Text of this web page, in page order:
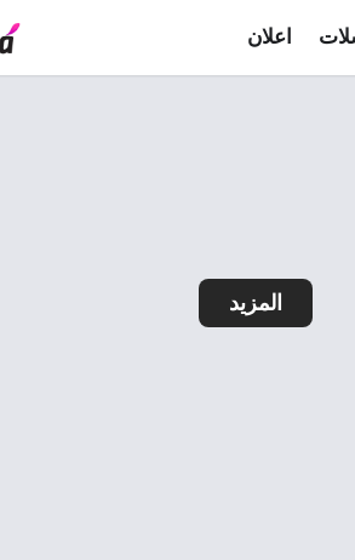
اعلان
المزيد